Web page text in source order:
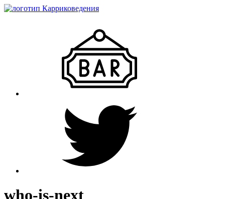
who-is-next